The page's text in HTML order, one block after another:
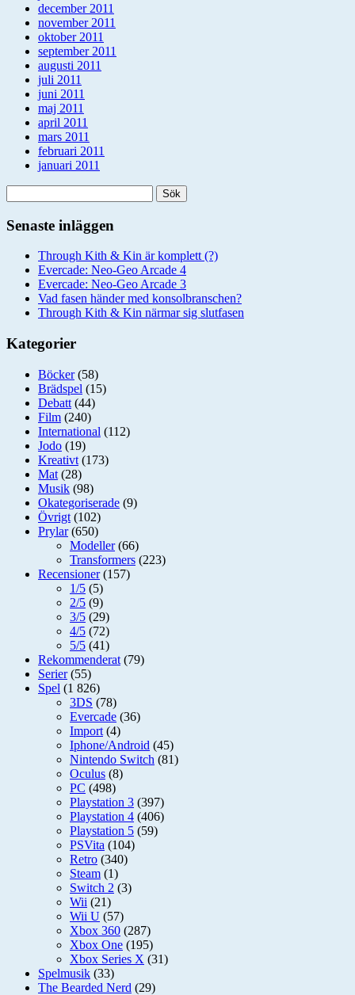
december 2011
november 2011
oktober 2011
september 2011
augusti 2011
juli 2011
juni 2011
maj 2011
april 2011
mars 2011
februari 2011
januari 2011
efter:
Senaste inläggen
Through Kith & Kin är komplett (?)
Evercade: Neo-Geo Arcade 4
Evercade: Neo-Geo Arcade 3
Vad fasen händer med konsolbranschen?
Through Kith & Kin närmar sig slutfasen
Kategorier
Böcker(58)
Brädspel (15)
Debatt (44)
Film (240)
International (112)
Jodo (19)
Kreativt (173)
Mat (28)
Musik (98)
Okategoriserade (9)
Övrigt (102)
Prylar(650)
Modeller(66)
Transformers (223)
Recensioner(157)
1/5 (5)
2/5 (9)
3/5 (29)
4/5 (72)
5/5 (41)
Rekommenderat (79)
Serier(55)
Spel (1 826)
3DS (78)
Evercade (36)
Import (4)
Iphone/Android (45)
Nintendo Switch (81)
Oculus (8)
PC (498)
Playstation 3 (397)
Playstation 4 (406)
Playstation 5 (59)
PSVita (104)
Retro (340)
Steam (1)
Switch 2 (3)
Wii (21)
Wii U (57)
Xbox 360 (287)
Xbox One (195)
Xbox Series X (31)
Spelmusik (33)
The Bearded Nerd (29)